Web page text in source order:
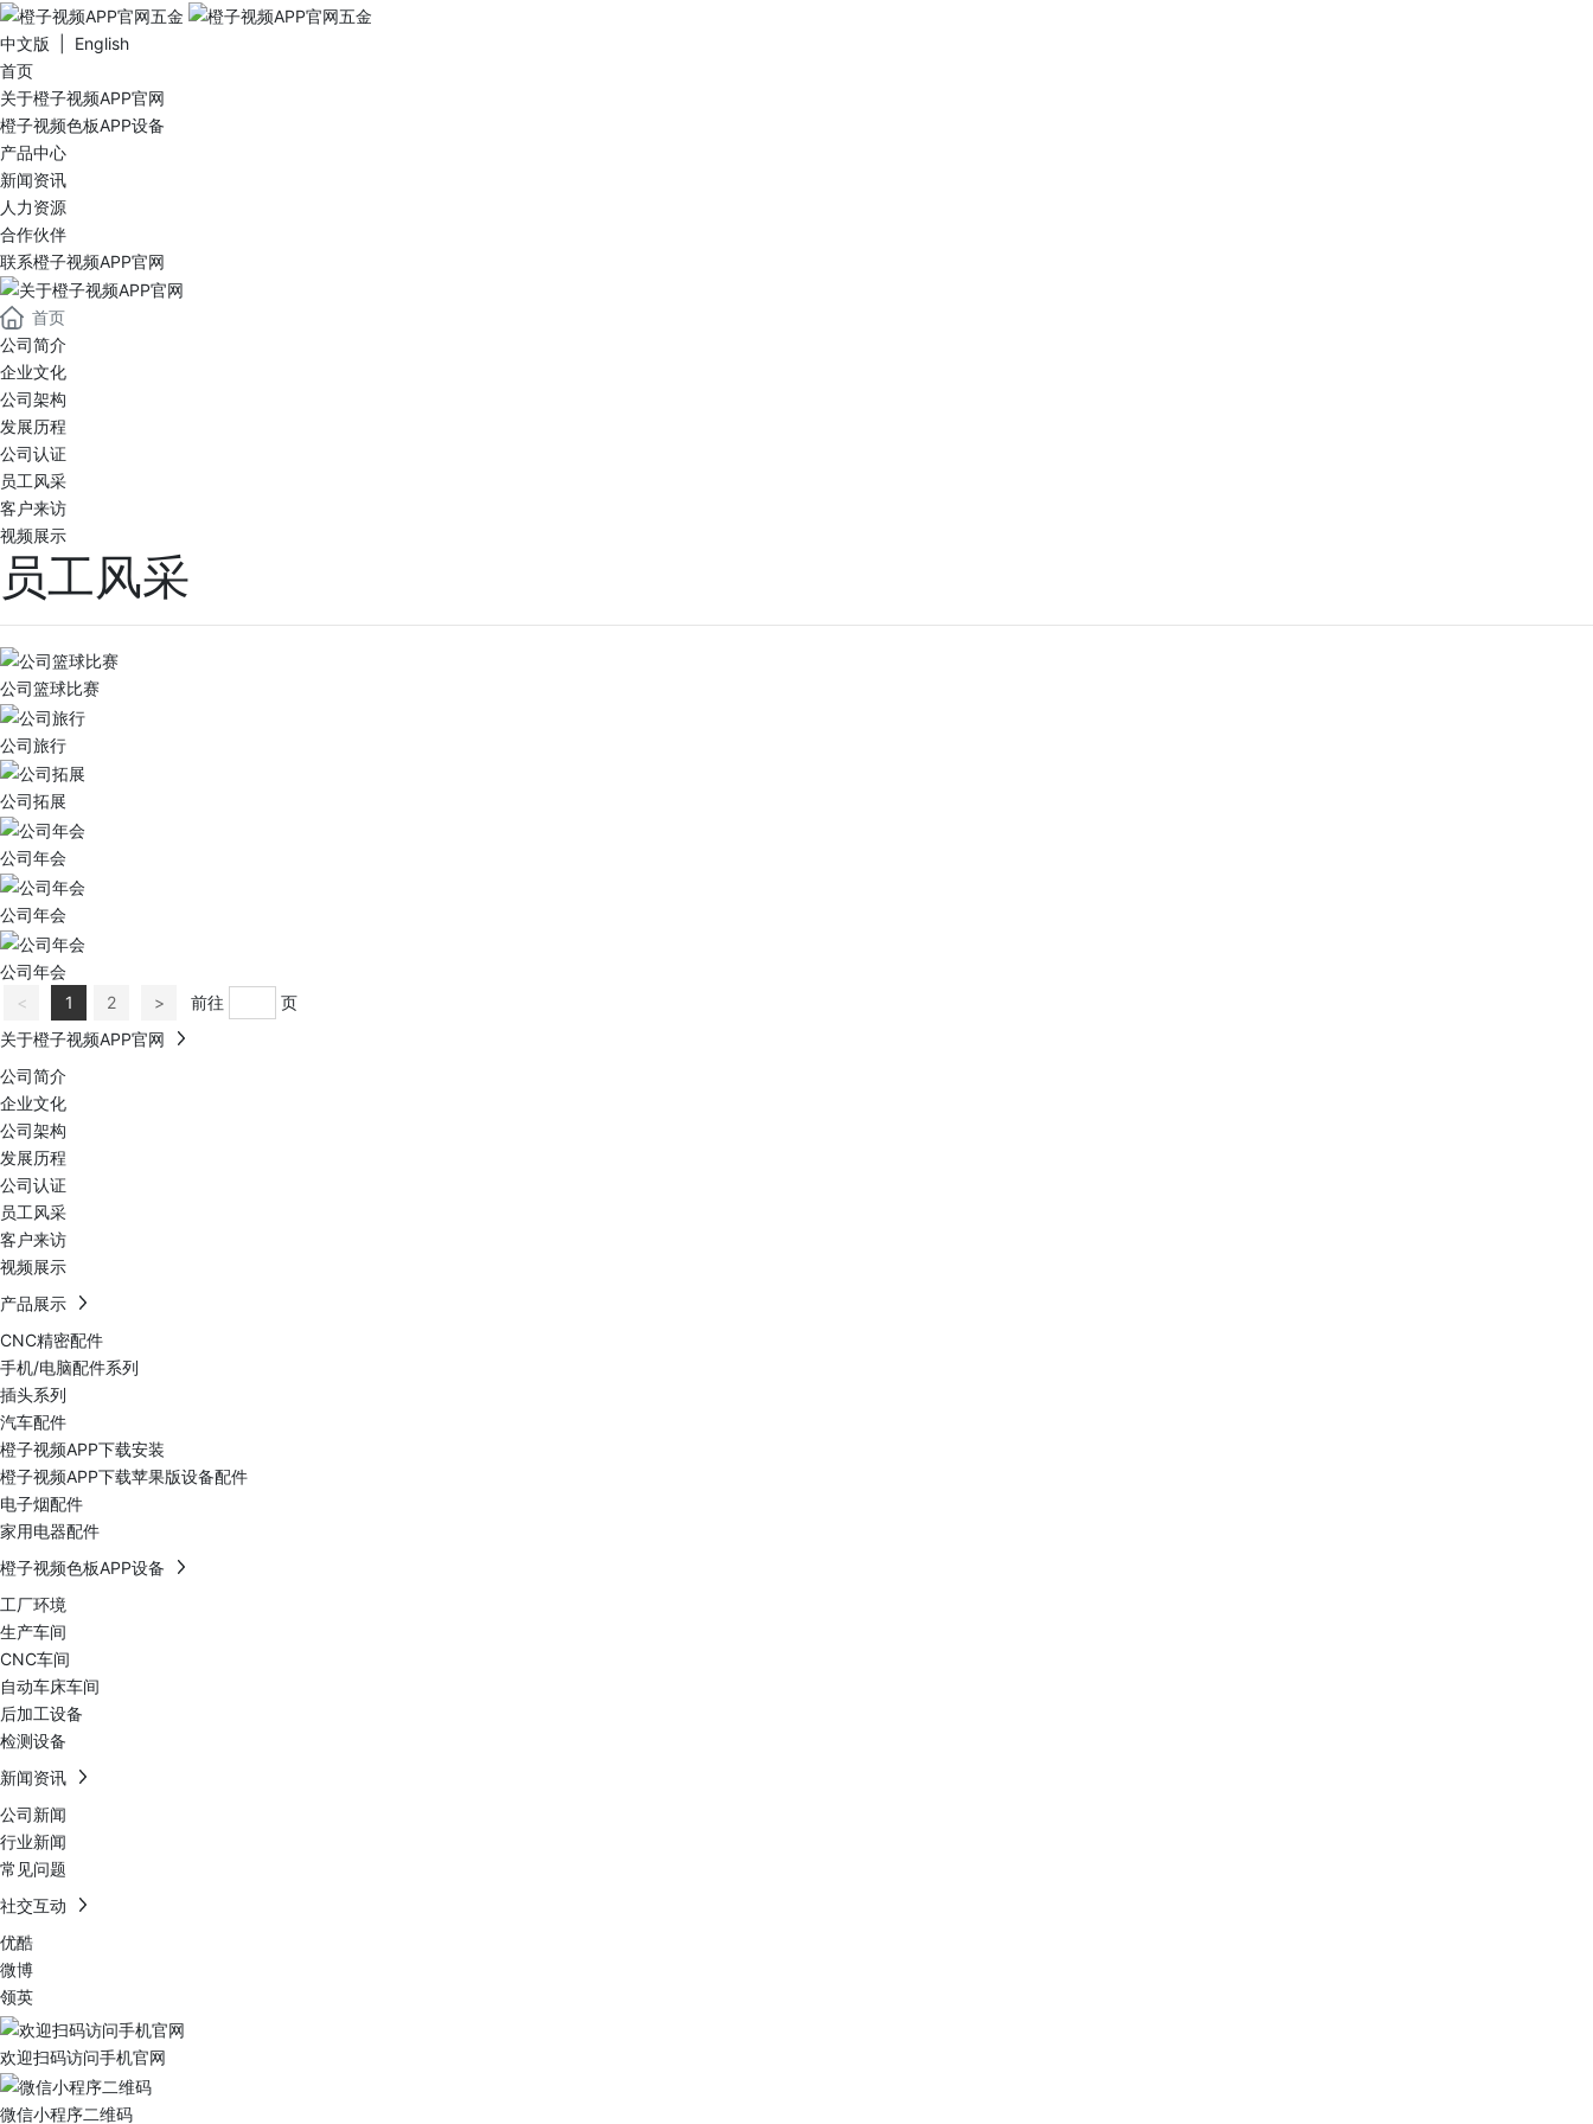
中文版 | English
首页
关于橙子视频APP官网
橙子视频色板APP设备
产品中心
新闻资讯
人力资源
合作伙伴
联系橙子视频APP官网
首页
公司简介
企业文化
公司架构
发展历程
公司认证
员工风采
客户来访
视频展示
员工风采
公司篮球比赛
公司旅行
公司拓展
公司年会
公司年会
公司年会
<
1 2 > 前往
页
关于橙子视频APP官网
公司简介
企业文化
公司架构
发展历程
公司认证
员工风采
客户来访
视频展示
产品展示
CNC精密配件
手机/电脑配件系列
插头系列
汽车配件
橙子视频APP下载安装
橙子视频APP下载苹果版设备配件
电子烟配件
家用电器配件
橙子视频色板APP设备
工厂环境
生产车间
CNC车间
自动车床车间
后加工设备
检测设备
新闻资讯
公司新闻
行业新闻
常见问题
社交互动
优酷
微博
领英
欢迎扫码访问手机官网
微信小程序二维码